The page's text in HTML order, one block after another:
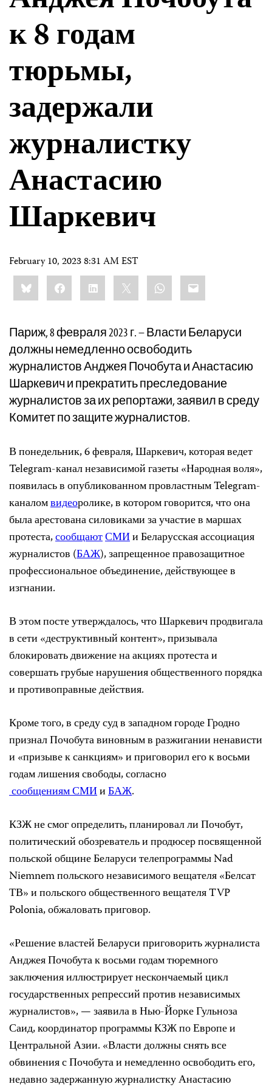
к 8 годам
тюрьмы,
задержали
журналистку
Анастасию
Шаркевич
February 10, 2023 8:31 AM EST
Share
this:BlueskyFacebookLinkedIn WhatsApp
Email
Париж, 8 февраля 2023 г. – Власти Беларуси
должны немедленно освободить
журналистов Анджея Почобута и Анастасию
Шаркевич и прекратить преследование
журналистов за их репортажи, заявил в среду
Комитет по защите журналистов.
В понедельник, 6 февраля, Шаркевич, которая ведет
Telegram-канал независимой газеты «Народная воля»,
появилась в опубликованном провластным Telegram-
каналомвидеоролике, в котором говорится, что она
была арестована силовиками за участие в маршах
протеста,сообщаютСМИи Беларусская ассоциация
журналистов (БАЖ), запрещенное правозащитное
профессиональное объединение, действующее в
изгнании.
В этом посте утверждалось, что Шаркевич продвигала
в сети «деструктивный контент», призывала
блокировать движение на акциях протеста и
совершать грубые нарушения общественного порядка
и противоправные действия.
Кроме того, в среду суд в западном городе Гродно
признал Почобута виновным в разжигании ненависти
и «призыве к санкциям» и приговорил его к восьми
годам лишения свободы, согласно
сообщениямСМИиБАЖ.
КЗЖ не смог определить, планировал ли Почобут,
политический обозреватель и продюсер посвященной
польской общине Беларуси телепрограммы Nad
Niemnem польского независимого вещателя «Белсат
ТВ» и польского общественного вещателя TVP
Polonia, обжаловать приговор.
«Решение властей Беларуси приговорить журналиста
Анджея Почобута к восьми годам тюремного
заключения иллюстрирует нескончаемый цикл
государственных репрессий против независимых
журналистов», — заявила в Нью-Йорке Гульноза
Саид, координатор программы КЗЖ по Европе и
Центральной Азии. «Власти должны снять все
обвинения с Почобута и немедленно освободить его,
недавно задержанную журналистку Анастасию